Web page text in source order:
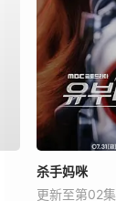
杀手妈咪
更新至第02集